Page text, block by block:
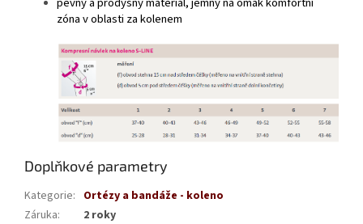
zóna v oblasti za kolenem
Doplňkové parametry
Kategorie: Ortézy a bandáže - koleno
Záruka: 2 roky